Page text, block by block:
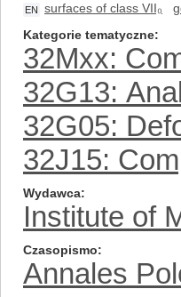
EN surfaces of class VII₀
Kategorie tematyczne
32Mxx:
32G13:
32G05:
32J15:
Wydawca
Institute of
Czasopismo
Annales